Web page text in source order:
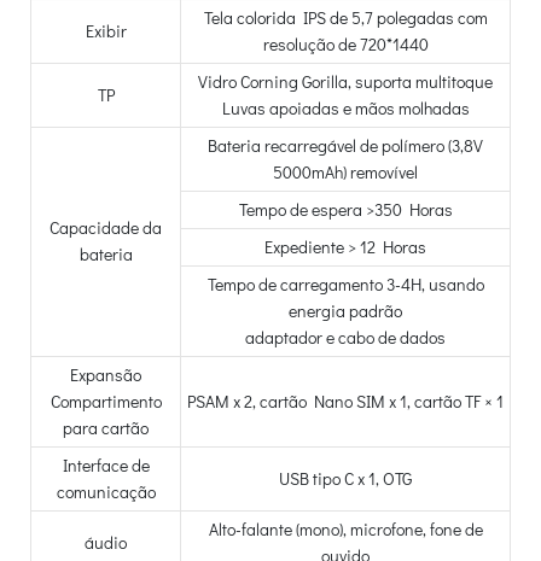
Exibir
Tela colorida IPS de 5,7 polegadas com
resolução de 720*1440
TP
Vidro Corning Gorilla, suporta multitoque
Luvas apoiadas e mãos molhadas
Capacidade da
bateria
Bateria recarregável de polímero (3,8V
5000mAh) removível
Tempo de espera >350 Horas
Expediente > 12 Horas
Tempo de carregamento 3-4H, usando
energia padrão
adaptador e cabo de dados
Expansão
Compartimento
para cartão
PSAM x 2, cartão Nano SIM x 1, cartão TF × 1
Interface de
comunicação
USB tipo C x 1, OTG
áudio
Alto-falante (mono), microfone, fone de
ouvido